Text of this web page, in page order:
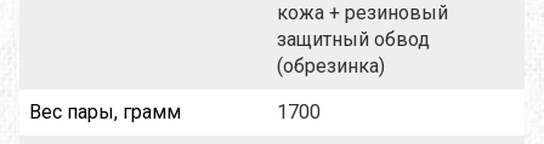
кожа + резиновый
защитный обвод
(обрезинка)
Вес пары, грамм
1700